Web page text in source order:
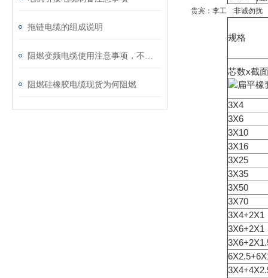
拖链电缆的组成说明
阻燃硅橡胶电缆现货为何阻燃
贵宾：李工 :非诚勿扰
规格
芯数x截
3X4
3X6
3X10
3X16
3X25
3X35
3X50
3X70
3X4+2X1
3X6+2X1